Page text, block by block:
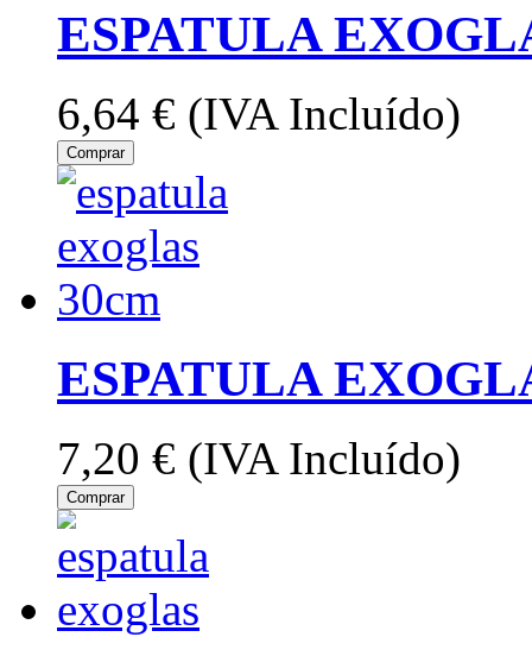
ESPATULA
6,64 € (IVA Incluído)
Comprar
ESPATULA
7,20 € (IVA Incluído)
Comprar